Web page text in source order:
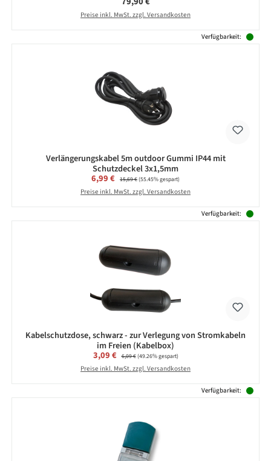
Preise inkl. MwSt. zzgl. Versandkosten
Verfügbarkeit:
Verlängerungskabel 5m outdoor Gummi IP44 mit
Schutzdeckel 3x1,5mm
Verkaufspreis:
6,99 € Regulärer Preis:
15,69 €(55.45% gespart)
Preise inkl. MwSt. zzgl. Versandkosten
Verfügbarkeit:
Kabelschutzdose, schwarz - zur Verlegung von Stromkabeln
im Freien (Kabelbox)
Verkaufspreis:
3,09 € Regulärer Preis:
6,09 €(49.26% gespart)
Preise inkl. MwSt. zzgl. Versandkosten
Verfügbarkeit: